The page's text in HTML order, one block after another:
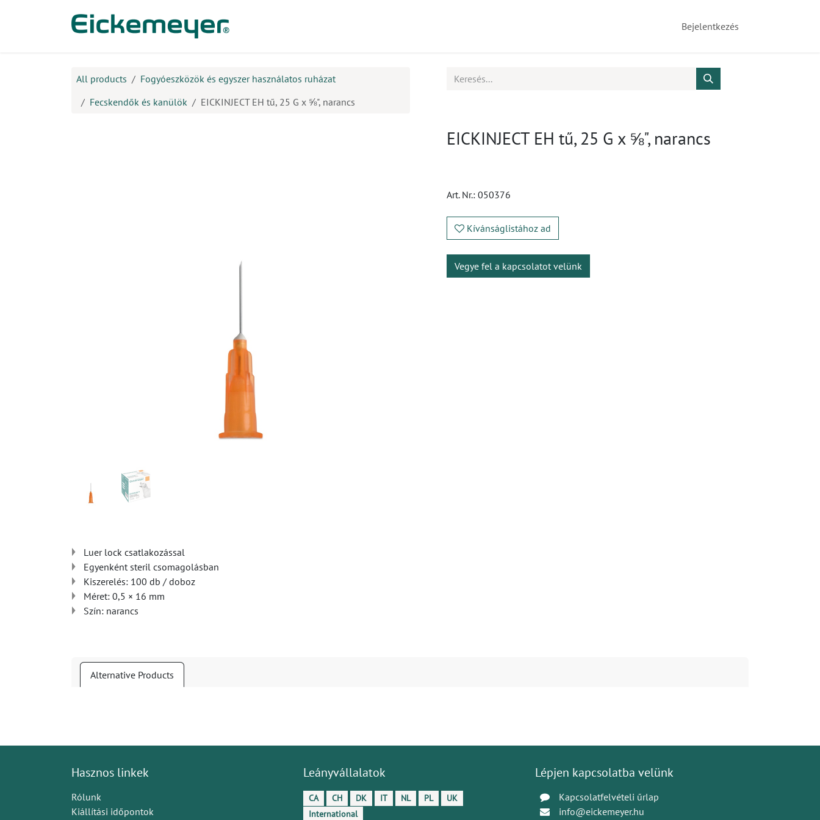
Bejelentkezés
All products
Fogyóeszközök és egyszer használatos ruházat
Fecskendők és kanülök
EICKINJECT EH tű, 25 G x ⅝", narancs
EICKINJECT EH tű, 25 G x ⅝", narancs
Art. Nr.: 050376
Kívánságlistához ad
Vegye fel a kapcsolatot velünk
Luer lock csatlakozással
Egyenként steril csomagolásban
Kiszerelés: 100 db / doboz
Méret: 0,5 × 16 mm
Szín: narancs
Alternative Products
Hasznos linkek
Rólunk
Kiállítási időpontok
Leányvállalatok
CA CH DK IT NL PL
UK
International
Lépjen kapcsolatba velünk
Kapcsolatfelvételi űrlap
info@eickemeyer.hu